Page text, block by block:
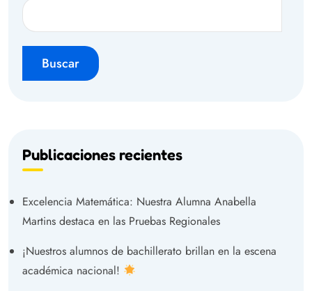
Buscar
Publicaciones recientes
Excelencia Matemática: Nuestra Alumna Anabella
Martins destaca en las Pruebas Regionales
¡Nuestros alumnos de bachillerato brillan en la escena
académica nacional!